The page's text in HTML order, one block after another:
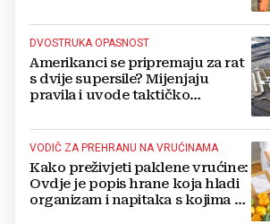
DVOSTRUKA OPASNOST
Amerikanci se pripremaju za rat
s dvije supersile? Mijenjaju
pravila i uvode taktičko
VODIČ ZA PREHRANU NA VRUĆINAMA
Kako preživjeti paklene vrućine:
Ovdje je popis hrane koja hladi
organizam i napitaka s kojima si